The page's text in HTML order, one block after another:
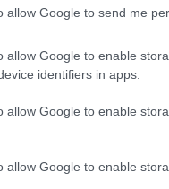
allow Google to send me
allow Google to enable
identifiers in apps.
allow Google to enable
allow Google to enable
οριζόντια για όσο
και η υπομονή μας
ανέφερε ο
η κυβέρνηση